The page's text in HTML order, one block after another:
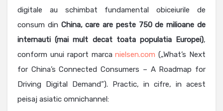
digitale au schimbat fundamental obiceiurile de
consum din China, care are peste 750 de milioane de
internauti (mai mult decat toata populatia Europei),
conform unui raport marcanielsen.com („What’s Next
for China’s Connected Consumers – A Roadmap for
Driving Digital Demand”). Practic, in cifre, in acest
peisaj asiatic omnichannel: